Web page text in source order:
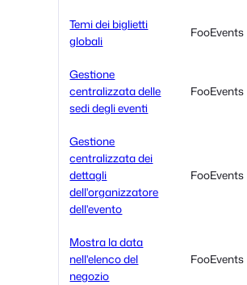
Temi dei biglietti
globali
FooEvents
Gestione
centralizzata delle
sedi degli eventi
FooEvents
Gestione
centralizzata dei
dettagli
dell'organizzatore
dell'evento
FooEvents
Mostra la data
nell'elenco del
negozio
FooEvents